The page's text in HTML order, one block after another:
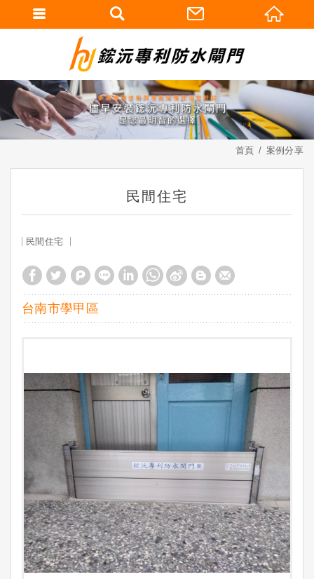
首頁 案例分享
民間住宅
民間住宅
台南市學甲區